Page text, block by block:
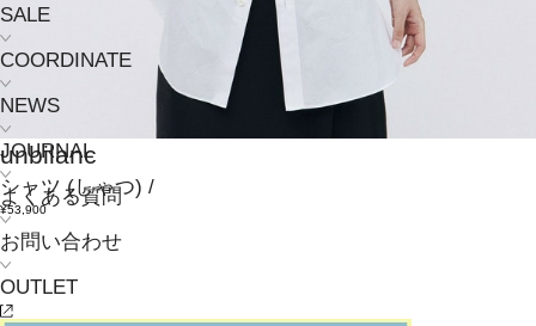
SALE
COORDINATE
NEWS
JOURNAL
よくある質問
お問い合わせ
OUTLET
unbilanc
シャツ(しゃつ) /
¥53,900